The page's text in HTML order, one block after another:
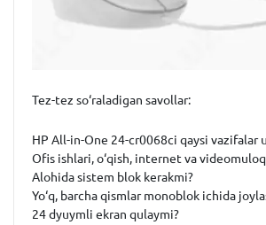
Tez-tez so‘raladigan savollar:
HP All-in-One 24-cr0068ci qaysi vazifalar
Ofis ishlari, o‘qish, internet va
Alohida sistem blok kerakmi?
Yo‘q, barcha qismlar monoblok ichida
24 dyuymli ekran qulaymi?